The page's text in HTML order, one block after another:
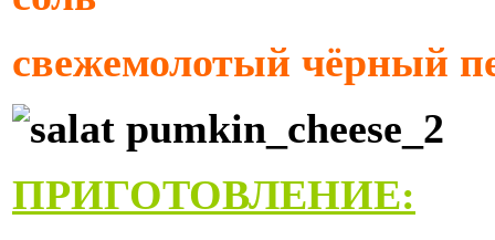
свежемолотый чёрный
ПРИГОТОВЛЕНИЕ: